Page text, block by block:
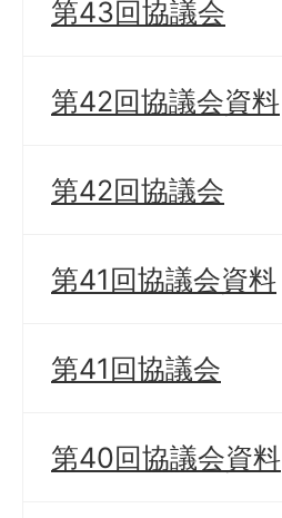
第43回協議会
第42回協議会資料
第42回協議会
第41回協議会資料
第41回協議会
第40回協議会資料